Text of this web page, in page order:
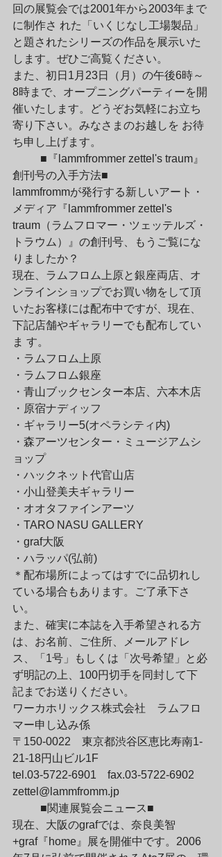
回の展覧会では2001年から2003年まで
に制作さ れた「いくじなし工場製品」
と題されたシリーズの作品を展示いた
します。ぜひご高覧ください。
また、初日1月23日（月）の午後6時～
8時まで、オープニングパーティーを開
催いたします。どうぞお気軽にお立ち
寄り下さい。みなさまのお越しを お待
ち申し上げます。
創刊号の入手方法■
lammfrommが発行する新しいアート・
メディア『lammfrommer zettel's
traum（ラムフロマー・ツェッテルズ・
トラウム）』の創刊号、もうご覧にな
りましたか？
現在、ラムフロム上原と銀座両店、オ
ンラインショップでお買い物をして頂
いたお客様には配布中ですが、現在、
下記店舗やギャラリーでも配布してい
ま す。
・ラムフロム上原
・ラムフロム銀座
・青山ブックセンター本店、六本木店
・原宿ナディッフ
・ギャラリー5(オペラシティ内)
・森アーツセンター・ミュージアムシ
ョップ
・ハックネット代官山店
・小山登美夫ギャラリー
・オオタファインアーツ
・TARO NASU GALLERY
・graf大阪
・ハラッパ(弘前)
＊配布場所によってはすでに品切れし
ている場合もあります。ご了承下さ
い。
また、確実に本誌を入手希望される方
は、お名前、ご住所、メールアドレ
ス、「1号」もしくは「次号希望」と必
ず明記の上、100円切手を同封して下
記までお送りください。
ワーカホリックス株式会社　ラムフロ
マー申し込み係
〒150-0022　東京都渋谷区恵比寿南1-
21-18円山ビル1F
tel.03-5722-6901　fax.03-5722-6902
zettel@lammfromm.jp
現在、大阪のgrafでは、奈良美智
+graf『home』展を開催中です。2006